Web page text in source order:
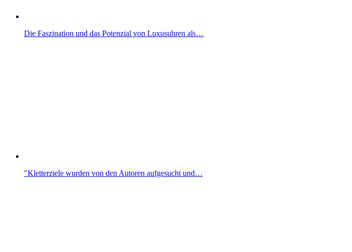
Die Faszination und das Potenzial von Luxusuhren als…
"Kletterziele wurden von den Autoren aufgesucht und…